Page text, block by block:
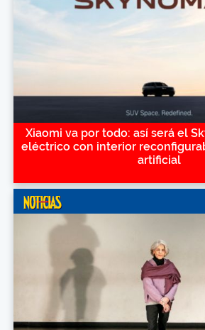
Xiaomi va por todo: así será el
eléctrico con interior
artificial